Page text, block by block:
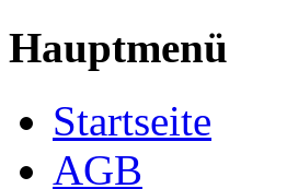
Hauptmenü
Startseite
AGB